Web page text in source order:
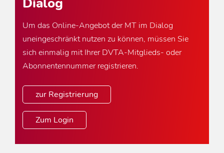
Um das Online-Angebot der MT im Dialog
uneingeschränkt nutzen zu können, müssen Sie
sich einmalig mit Ihrer DVTA-Mitglieds- oder
Abonnentennummer registrieren.
zur Registrierung
Zum Login